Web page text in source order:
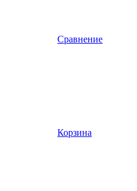
Сравнение
Корзина